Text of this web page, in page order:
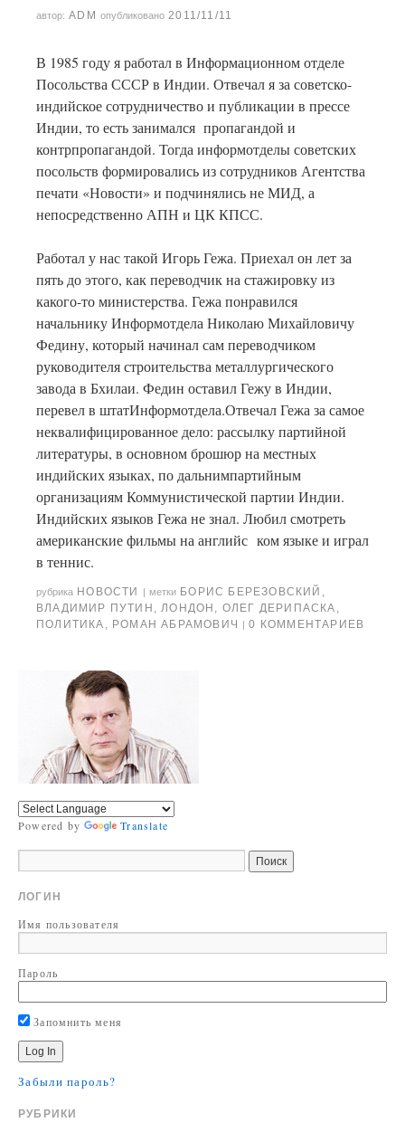
автор: ADM опубликовано 2011/11/11
В 1985 году я работал в Информационном отделе
Посольства СССР в Индии. Отвечал я за советско-
индийское сотрудничество и публикации в прессе
Индии, то есть занимался пропагандой и
контрпропагандой. Тогда информотделы советских
посольств формировались из сотрудников Агентства
печати «Новости» и подчинялись не МИД, а
непосредственно АПН и ЦК КПСС.
Работал у нас такой Игорь Гежа. Приехал он лет за
пять до этого, как переводчик на стажировку из
какого-то министерства. Гежа понравился
начальнику Информотдела Николаю Михайловичу
Федину, который начинал сам переводчиком
руководителя строительства металлургического
завода в Бхилаи. Федин оставил Гежу в Индии,
перевел в штатИнформотдела.Отвечал Гежа за самое
неквалифицированное дело: рассылку партийной
литературы, в основном брошюр на местных
индийских языках, по дальнимпартийным
организациям Коммунистической партии Индии.
Индийских языков Гежа не знал. Любил смотреть
американские фильмы на английс ком языке и играл
в теннис.
рубрика НОВОСТИ | метки БОРИС БЕРЕЗОВСКИЙ ,
ВЛАДИМИР ПУТИН ,ЛОНДОН , ОЛЕГ ДЕРИПАСКА ,
ПОЛИТИКА , РОМАН АБРАМОВИЧ | 0 КОММЕНТАРИЕВ
Powered by Translate
ЛОГИН
Имя пользователя
Пароль
Запомнить меня
Забыли пароль?
РУБРИКИ